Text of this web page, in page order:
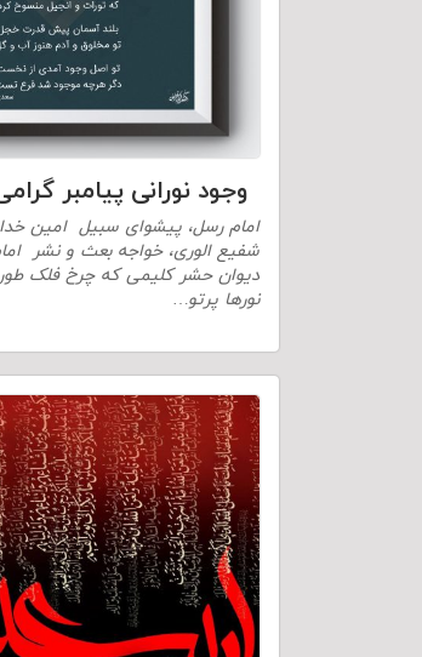
وجود نورانی پیامبر
امام رسل، پیشوای سبیل امین
شفیع الوری، خواجه بعث و نشر
دیوان حشر کلیمی که چرخ فلک
نورها پرتو…